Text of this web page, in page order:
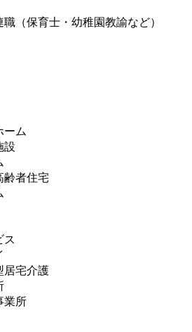
（保育士・幼稚園教諭など）
ーム
設
齢者住宅
ス
居宅介護
業所